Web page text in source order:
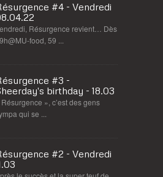
#4 - Vendredi
Résurgence revient… Dès
food, 59 ...
#3 -
birthday - 18.03
Résurgence », c’est des gens
qui se ...
#2 - Vendredi